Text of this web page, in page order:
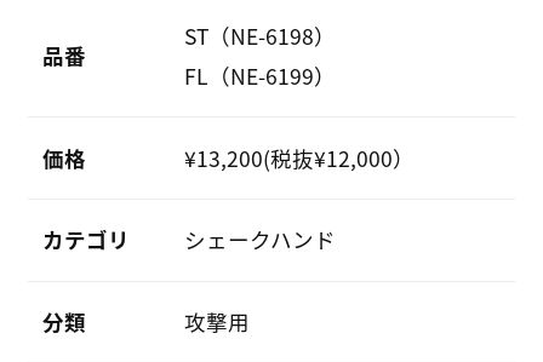
品番
ST（NE-6198）
FL（NE-6199）
価格 ¥13,200(税抜¥12,000）
カテゴリ シェークハンド
分類 攻撃用